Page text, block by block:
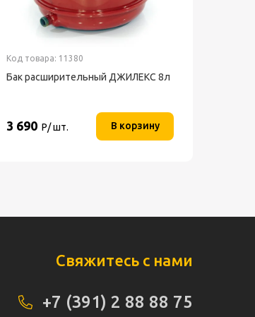
Код товара: 11380
Бак расширительный ДЖИЛЕКС 8л
3 690 Р/ шт. В корзину
Свяжитесь с нами
+7 (391) 2 88 88 75